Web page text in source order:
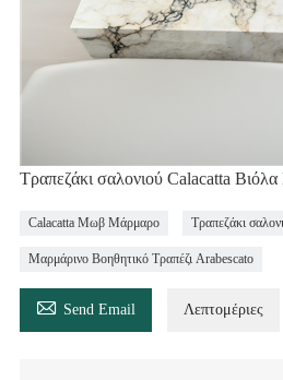
Τραπεζάκι σαλονιού Calacatta
Calacatta Μωβ Μάρμαρο Τραπεζάκι
Μαρμάρινο Βοηθητικό Τραπέζι Arabescato
 Send Email Λεπτομέριες